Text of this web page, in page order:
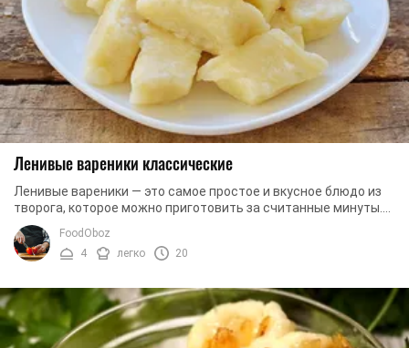
Ленивые вареники классические
Ленивые вареники — это самое простое и вкусное блюдо из
творога, которое можно приготовить за считанные минуты.
Сегодня можно найти сотни рецептов ...
FoodOboz
4
легко 20